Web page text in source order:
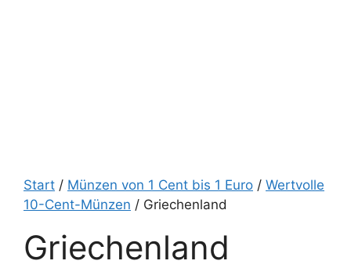
Start / Münzen von 1 Cent bis 1 Euro / Wertvolle
10-Cent-Münzen / Griechenland
Griechenland